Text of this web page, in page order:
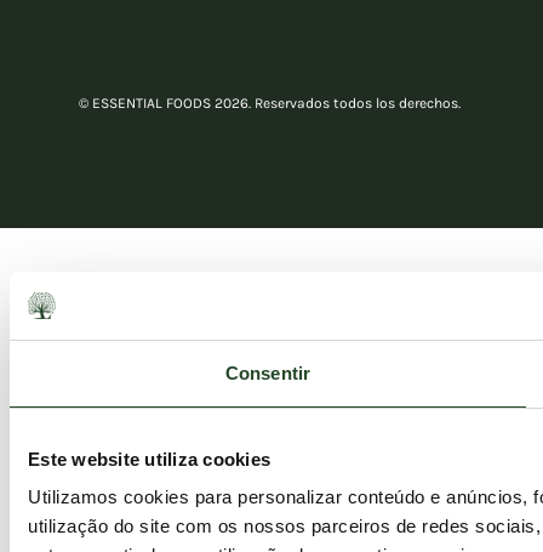
Consentir
Este website utiliza cookies
Utilizamos cookies para personalizar conteúdo e anúncios,
utilização do site com os nossos parceiros de redes
© ESSENTIAL FOODS 2026. Reservados todos los derechos.